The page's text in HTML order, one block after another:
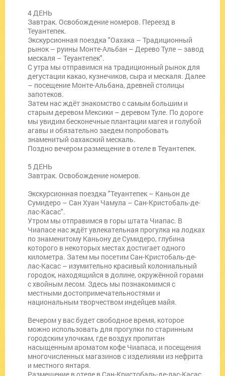
4 ДЕНЬ
Завтрак. Освобождение номеров. Переезд в
Теуантепек.
Экскурсионная поездка "Оахака – Традиционный
рынок – руины Монте-Альбан – Дерево Туле – завод
мескаля – Теуантепек".
С утра мы отправимся на традиционный рынок для
дегустации какао, кузнечиков, сыра и мескаля. Далее
– посещение Монте-Альбана, древней столицы
запотеков.
Затем нас ждёт знакомство с самым большим и
старым деревом Мексики – деревом Туле. По дороге
мы увидим бесконечные плантации магея и голубой
агавы и обязательно заедем попробовать
знаменитый оахакский мескаль.
Поздно вечером размещение в отеле в Теуантепек.
5 ДЕНЬ
Завтрак. Освобождение номеров.
Экскурсионная поездка "Теуантепек – Каньон де
Сумидеро – Сан Хуан Чамула – Сан-Кристобаль-де-
лас-Касас".
Утром мы отправимся в горы штата Чиапас. В
Чиапасе нас ждёт увлекательная прогулка на лодках
по знаменитому Каньону де Сумидеро, глубина
которого в некоторых местах достигает одного
километра. Затем мы посетим Сан-Кристобаль-де-
лас-Касас – изумительно красивый колониальный
городок, находящийся в долине, окружённой горами
с хвойным лесом. Здесь мы познакомимся с
местными достопримечательностями и
национальным творчеством индейцев майя.
Вечером у вас будет свободное время, которое
можно использовать для прогулки по старинным
городским улочкам, где воздух пропитан
насыщенным ароматом кофе Чиапаса, и посещения
многочисленных магазинов с изделиями из нефрита
и местного янтаря.